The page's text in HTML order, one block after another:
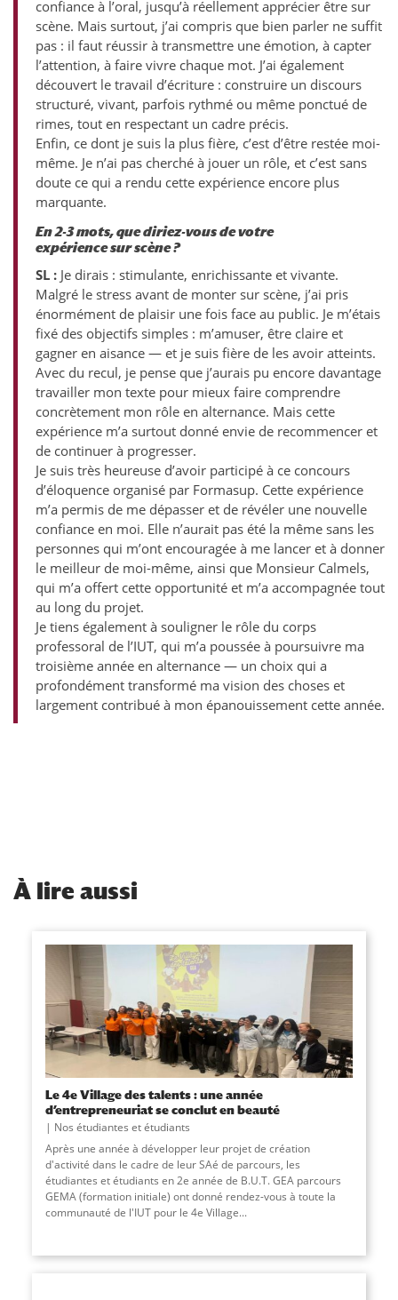
confiance à l’oral, jusqu’à réellement apprécier être sur
scène. Mais surtout, j’ai compris que bien parler ne suffit
pas : il faut réussir à transmettre une émotion, à capter
l’attention, à faire vivre chaque mot. J’ai également
découvert le travail d’écriture : construire un discours
structuré, vivant, parfois rythmé ou même ponctué de
rimes, tout en respectant un cadre précis.
Enfin, ce dont je suis la plus fière, c’est d’être restée moi-
même. Je n’ai pas cherché à jouer un rôle, et c’est sans
doute ce qui a rendu cette expérience encore plus
marquante.
En 2-3 mots, que diriez-vous de votre
expérience sur scène ?
SL : Je dirais : stimulante, enrichissante et vivante.
Malgré le stress avant de monter sur scène, j’ai pris
énormément de plaisir une fois face au public. Je m’étais
fixé des objectifs simples : m’amuser, être claire et
gagner en aisance — et je suis fière de les avoir atteints.
Avec du recul, je pense que j’aurais pu encore davantage
travailler mon texte pour mieux faire comprendre
concrètement mon rôle en alternance. Mais cette
expérience m’a surtout donné envie de recommencer et
de continuer à progresser.
Je suis très heureuse d’avoir participé à ce concours
d’éloquence organisé par Formasup. Cette expérience
m’a permis de me dépasser et de révéler une nouvelle
confiance en moi. Elle n’aurait pas été la même sans les
personnes qui m’ont encouragée à me lancer et à donner
le meilleur de moi-même, ainsi que Monsieur Calmels,
qui m’a offert cette opportunité et m’a accompagnée tout
au long du projet.
Je tiens également à souligner le rôle du corps
professoral de l’IUT, qui m’a poussée à poursuivre ma
troisième année en alternance — un choix qui a
profondément transformé ma vision des choses et
largement contribué à mon épanouissement cette année.
À lire aussi
Le 4e Village des talents : une année
d’entrepreneuriat se conclut en beauté
Nos étudiantes et étudiants
Après une année à développer leur projet de création
d'activité dans le cadre de leur SAé de parcours, les
étudiantes et étudiants en 2e année de B.U.T. GEA parcours
GEMA (formation initiale) ont donné rendez-vous à toute la
communauté de l'IUT pour le 4e Village...